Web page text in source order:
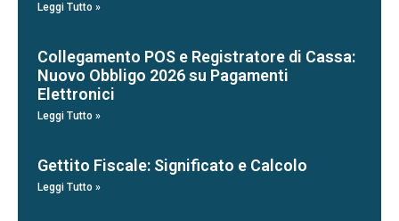
Leggi Tutto »
Collegamento POS e Registratore di Cassa:
Nuovo Obbligo 2026 su Pagamenti
Elettronici
Leggi Tutto »
Gettito Fiscale: Significato e Calcolo
Leggi Tutto »